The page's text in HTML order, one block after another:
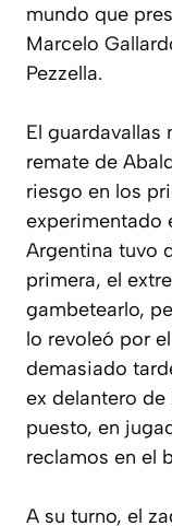
mundo que
Marcelo
Pezzella.
El
remate de
riesgo en los
experimentado
Argentina tuvo
primera, el
gambetearlo,
lo revoleó por
demasiado
ex delantero
puesto, en
reclamos en el
A su turno, el